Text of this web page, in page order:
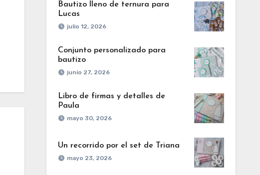
Bautizo lleno de ternura para
Lucas
julio 12, 2026
Conjunto personalizado para
bautizo
junio 27, 2026
Libro de firmas y detalles de
Paula
mayo 30, 2026
Un recorrido por el set de Triana
mayo 23, 2026